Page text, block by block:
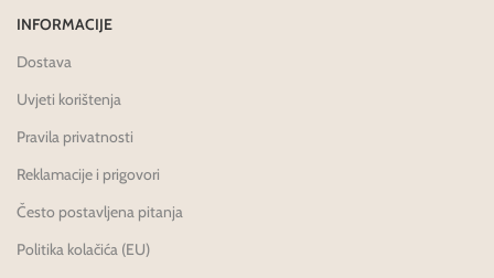
INFORMACIJE
Dostava
Uvjeti korištenja
Pravila privatnosti
Reklamacije i prigovori
Često postavljena pitanja
Politika kolačića (EU)